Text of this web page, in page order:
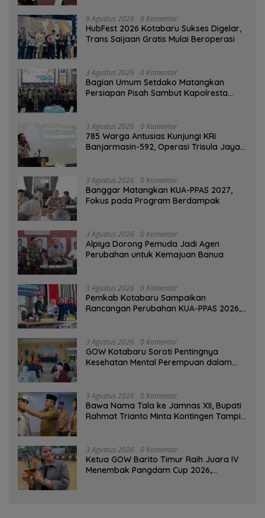
9 Agustus 2026 0 Komentar
HubFest 2026 Kotabaru Sukses Digelar,
Trans Saijaan Gratis Mulai Beroperasi
3 Agustus 2026 0 Komentar
Bagian Umum Setdako Matangkan
Persiapan Pisah Sambut Kapolresta
3 Agustus 2026 0 Komentar
785 Warga Antusias Kunjungi KRI
Banjarmasin-592, Operasi Trisula Jaya
3 Agustus 2026 0 Komentar
‎Banggar Matangkan KUA-PPAS 2027,
Fokus pada Program Berdampak
3 Agustus 2026 0 Komentar
‎Alpiya Dorong Pemuda Jadi Agen
Perubahan untuk Kemajuan Banua ‎
3 Agustus 2026 0 Komentar
Pemkab Kotabaru Sampaikan
Rancangan Perubahan KUA-PPAS 2026,
3 Agustus 2026 0 Komentar
GOW Kotabaru Soroti Pentingnya
Kesehatan Mental Perempuan dalam
3 Agustus 2026 0 Komentar
Bawa Nama Tala ke Jamnas XII, Bupati
Rahmat Trianto Minta Kontingen Tampil
3 Agustus 2026 0 Komentar
Ketua GOW Barito Timur Raih Juara IV
Menembak Pangdam Cup 2026,